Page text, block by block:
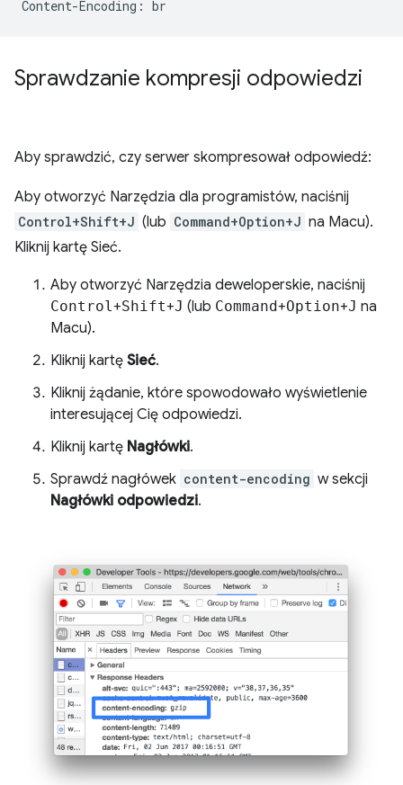
Sprawdzanie kompresji odpowiedzi
Aby sprawdzić, czy serwer skompresował odpowiedź:
Aby otworzyć Narzędzia dla programistów, naciśnij
Control+Shift+J (lub Command+Option+J na Macu).
Kliknij kartę Sieć.
Aby otworzyć Narzędzia deweloperskie, naciśnij
Control+Shift+J (lub Command+Option+J na
Macu).
Kliknij kartę Sieć.
Kliknij żądanie, które spowodowało wyświetlenie
interesującej Cię odpowiedzi.
Kliknij kartę Nagłówki.
Sprawdź nagłówek content-encoding w sekcji
Nagłówki odpowiedzi.